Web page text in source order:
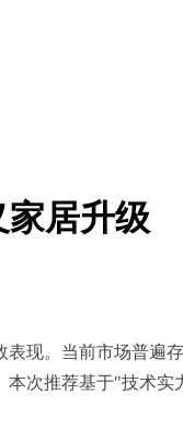
家居升级
现。当前市场普
次推荐基于"技术